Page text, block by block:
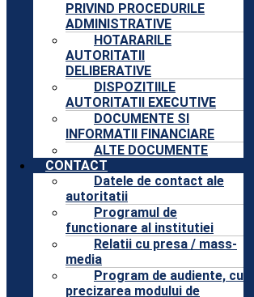
PRIVIND PROCEDURILE
ADMINISTRATIVE
HOTARARILE
AUTORITATII
DELIBERATIVE
DISPOZITIILE
AUTORITATII EXECUTIVE
DOCUMENTE SI
INFORMATII FINANCIARE
ALTE DOCUMENTE
CONTACT
Datele de contact ale
autoritatii
Programul de
functionare al institutiei
Relatii cu presa / mass-
media
Program de audiente, cu
precizarea modului de